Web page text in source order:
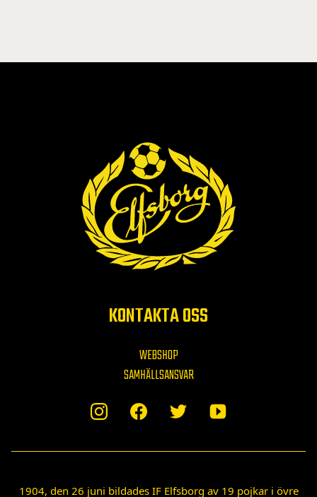
KONTAKTA OSS
WEBSHOP
SAMHÄLLSANSVAR
1904, den 26 juni bildades IF Elfsborg av 19 pojkar i övre